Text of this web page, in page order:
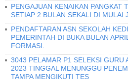
PENGAJUAN KENAIKAN PANGKAT
SETIAP 2 BULAN SEKALI DI MULAI
PENDAFTARAN ASN SEKOLAH
PEMERINTAH DI BUKA BULAN
FORMASI.
3043 PELAMAR P1 SELEKSI GURU
2023 TINGGAL MENUNGGU
TAMPA MENGIKUTI TES